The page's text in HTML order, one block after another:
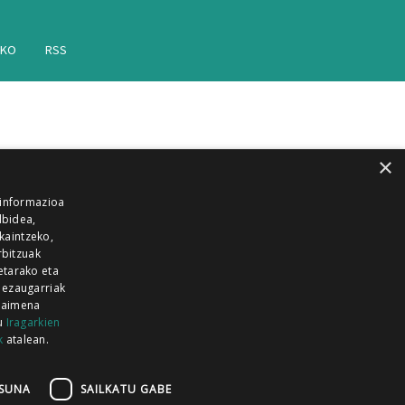
RSS
GUKA
GUKA ZUMAIA GUKA
×
eta
Iragarkien
atalean.
SAILKATU GABE